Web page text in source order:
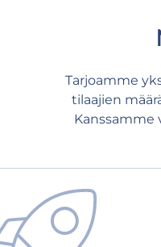
Tarjoamme
tilaajien
Kanssamme